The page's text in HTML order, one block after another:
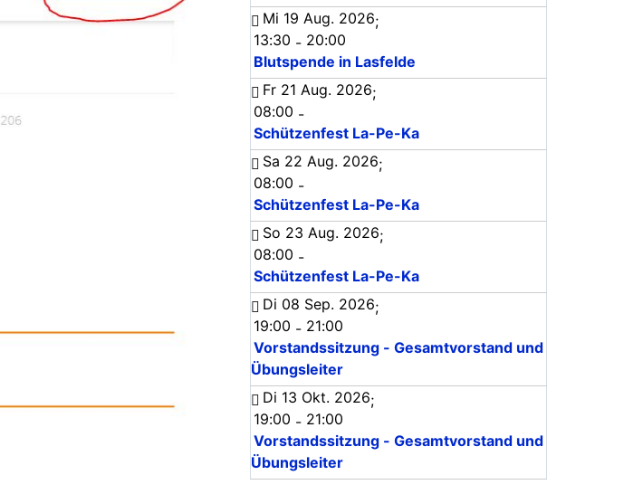
Mi 19 Aug. 2026;
13:30 - 20:00
Blutspende in Lasfelde
Fr 21 Aug. 2026;
08:00 -
Schützenfest La-Pe-Ka
Sa 22 Aug. 2026;
08:00 -
Schützenfest La-Pe-Ka
So 23 Aug. 2026;
08:00 -
Schützenfest La-Pe-Ka
Di 08 Sep. 2026;
19:00 - 21:00
Vorstandssitzung - Gesamtvorstand und
Übungsleiter
Di 13 Okt. 2026;
19:00 - 21:00
Vorstandssitzung - Gesamtvorstand und
Übungsleiter